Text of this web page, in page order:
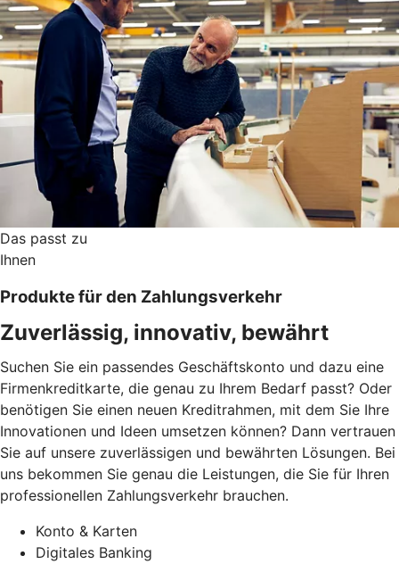
Das passt zu
Ihnen
Produkte für den Zahlungsverkehr
Zuverlässig, innovativ, bewährt
Suchen Sie ein passendes Geschäftskonto und dazu eine
Firmenkreditkarte, die genau zu Ihrem Bedarf passt? Oder
benötigen Sie einen neuen Kreditrahmen, mit dem Sie Ihre
Innovationen und Ideen umsetzen können? Dann vertrauen
Sie auf unsere zuverlässigen und bewährten Lösungen. Bei
uns bekommen Sie genau die Leistungen, die Sie für Ihren
professionellen Zahlungsverkehr brauchen.
Konto & Karten
Digitales Banking